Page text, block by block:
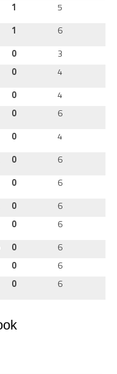
1 5
1 6
0 3
0 4
0 4
0 6
0 4
0 6
0 6
0 6
0 6
0 6
0 6
0 6